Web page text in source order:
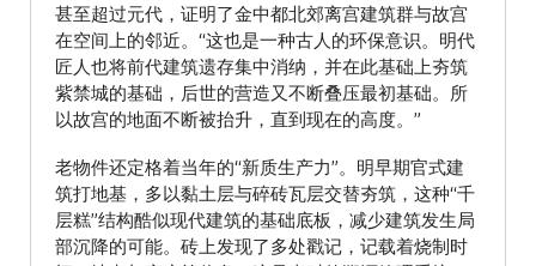
甚至超过元代，证明了金中都北郊离宫建筑群与故宫
在空间上的邻近。“这也是一种古人的环保意识。明代
匠人也将前代建筑遗存集中消纳，并在此基础上夯筑
紫禁城的基础，后世的营造又不断叠压最初基础。所
以故宫的地面不断被抬升，直到现在的高度。”
老物件还定格着当年的“新质生产力”。明早期官式建
筑打地基，多以黏土层与碎砖瓦层交替夯筑，这种“千
层糕”结构酷似现代建筑的基础底板，减少建筑发生局
部沉降的可能。砖上发现了多处戳记，记载着烧制时